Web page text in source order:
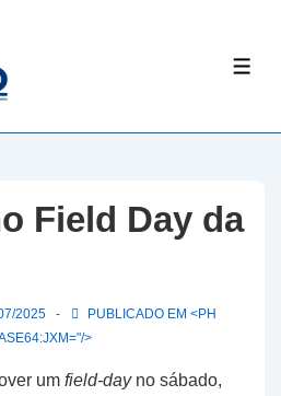
Field Day da
2025
PUBLICADO EM <PH
>
um field-dayno sábado,